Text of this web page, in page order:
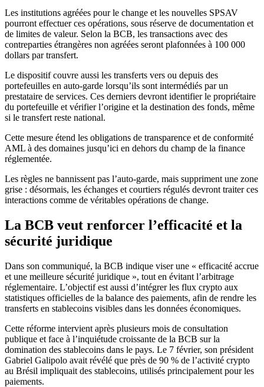
Les institutions agréées pour le change et les nouvelles SPSAV
pourront effectuer ces opérations, sous réserve de documentation et
de limites de valeur. Selon la BCB, les transactions avec des
contreparties étrangères non agréées seront plafonnées à 100 000
dollars par transfert.
Le dispositif couvre aussi les transferts vers ou depuis des
portefeuilles en auto-garde lorsqu’ils sont intermédiés par un
prestataire de services. Ces derniers devront identifier le propriétaire
du portefeuille et vérifier l’origine et la destination des fonds, même
si le transfert reste national.
Cette mesure étend les obligations de transparence et de conformité
AML à des domaines jusqu’ici en dehors du champ de la finance
réglementée.
Les règles ne bannissent pas l’auto-garde, mais suppriment une zone
grise : désormais, les échanges et courtiers régulés devront traiter ces
interactions comme de véritables opérations de change.
La BCB veut renforcer l’efficacité et la
sécurité juridique
Dans son communiqué, la BCB indique viser une « efficacité accrue
et une meilleure sécurité juridique », tout en évitant l’arbitrage
réglementaire. L’objectif est aussi d’intégrer les flux crypto aux
statistiques officielles de la balance des paiements, afin de rendre les
transferts en stablecoins visibles dans les données économiques.
Cette réforme intervient après plusieurs mois de consultation
publique et face à l’inquiétude croissante de la BCB sur la
domination des stablecoins dans le pays. Le 7 février, son président
Gabriel Galipolo avait révélé que près de 90 % de l’activité crypto
au Brésil impliquait des stablecoins, utilisés principalement pour les
paiements.